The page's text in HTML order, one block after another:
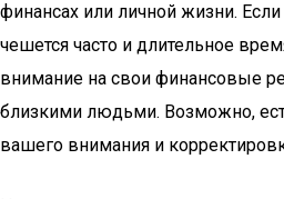
финансах или личной жизни.
чешется часто и длительное
внимание на свои финансовые
близкими людьми. Возможно,
вашего внимания и